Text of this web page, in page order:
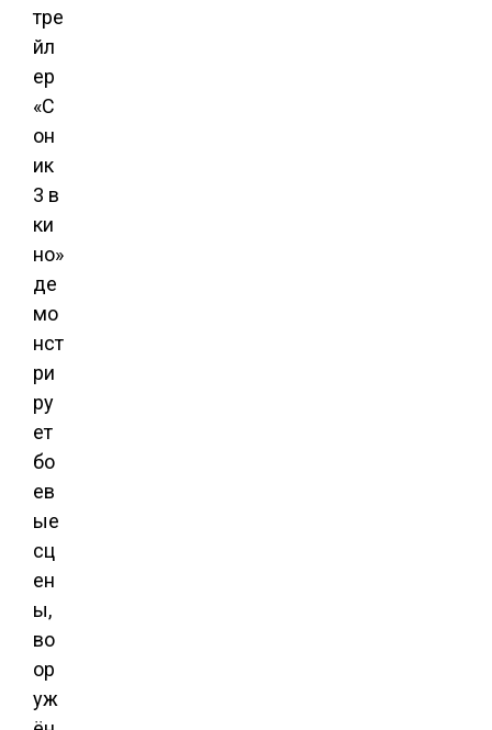
тре
йл
ер
«С
он
ик
3 в
ки
но»
де
мо
нст
ри
ру
ет
бо
ев
ые
сц
ен
ы,
во
ор
уж